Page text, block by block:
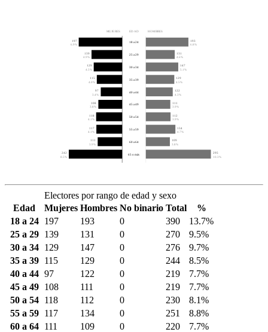
MUJERES EDAD HOMBRES
197
6.9%
193
6.8%
18 a 24
139
4.9%
131
4.6%
25 a 29
129
4.5%
147
5.1%
30 a 34
115
4.0%
129
4.5%
35 a 39
97
3.4%
122
4.3%
40 a 44
108
3.8%
111
3.9%
45 a 49
118
4.1%
112
3.9%
50 a 54
117
4.1%
134
4.7%
55 a 59
111
3.9%
109
3.8%
60 a 64
242
8.5%
295
10.3%
65 o más
Electores por rango de edad y sexo
Edad
Mujeres Hombres No binario Total
%
18 a 24
197 193 0 390
13.7%
25 a 29
139 131 0 270
9.5%
30 a 34
129 147 0 276
9.7%
35 a 39
115 129 0 244
8.5%
40 a 44 97 122 0 219
7.7%
45 a 49
108 111 0 219
7.7%
50 a 54
118 112 0 230
8.1%
55 a 59
117 134 0 251
8.8%
60 a 64
111 109 0 220
7.7%